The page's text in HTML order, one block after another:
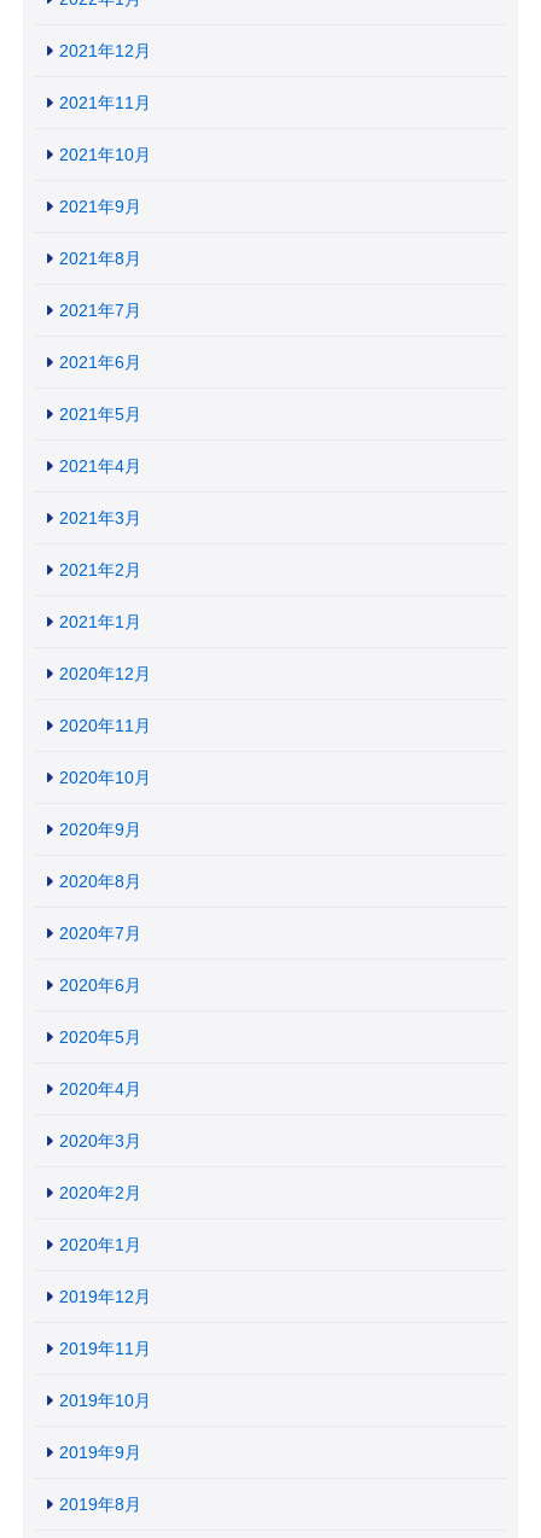
2021年12月
2021年11月
2021年10月
2021年9月
2021年8月
2021年7月
2021年6月
2021年5月
2021年4月
2021年3月
2021年2月
2021年1月
2020年12月
2020年11月
2020年10月
2020年9月
2020年8月
2020年7月
2020年6月
2020年5月
2020年4月
2020年3月
2020年2月
2020年1月
2019年12月
2019年11月
2019年10月
2019年9月
2019年8月